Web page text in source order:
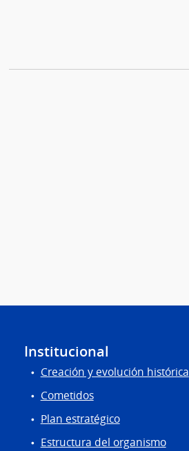
Institucional
Creación y evolución histórica
Cometidos
Plan estratégico
Estructura del organismo